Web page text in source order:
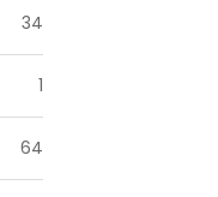
34
1
64